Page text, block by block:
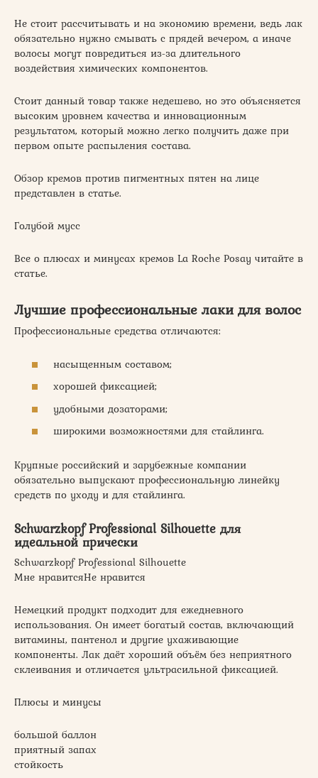
Не стоит рассчитывать и на экономию времени, ведь лак
обязательно нужно смывать с прядей вечером, а иначе
волосы могут повредиться из-за длительного
воздействия химических компонентов.
Стоит данный товар также недешево, но это объясняется
высоким уровнем качества и инновационным
результатом, который можно легко получить даже при
первом опыте распыления состава.
Обзор кремов против пигментных пятен на лице
представлен в статье.
Голубой мусс
Все о плюсах и минусах кремов La Roche Posay читайте в
статье.
Лучшие профессиональные лаки для волос
Профессиональные средства отличаются:
насыщенным составом;
хорошей фиксацией;
удобными дозаторами;
широкими возможностями для стайлинга.
Крупные российский и зарубежные компании
обязательно выпускают профессиональную линейку
средств по уходу и для стайлинга.
Schwarzkopf Professional Silhouette для
идеальной прически
Schwarzkopf Professional Silhouette
Мне нравитсяНе нравится
Немецкий продукт подходит для ежедневного
использования. Он имеет богатый состав, включающий
витамины, пантенол и другие ухаживающие
компоненты. Лак даёт хороший объём без неприятного
склеивания и отличается ультрасильной фиксацией.
Плюсы и минусы
большой баллон
приятный запах
стойкость